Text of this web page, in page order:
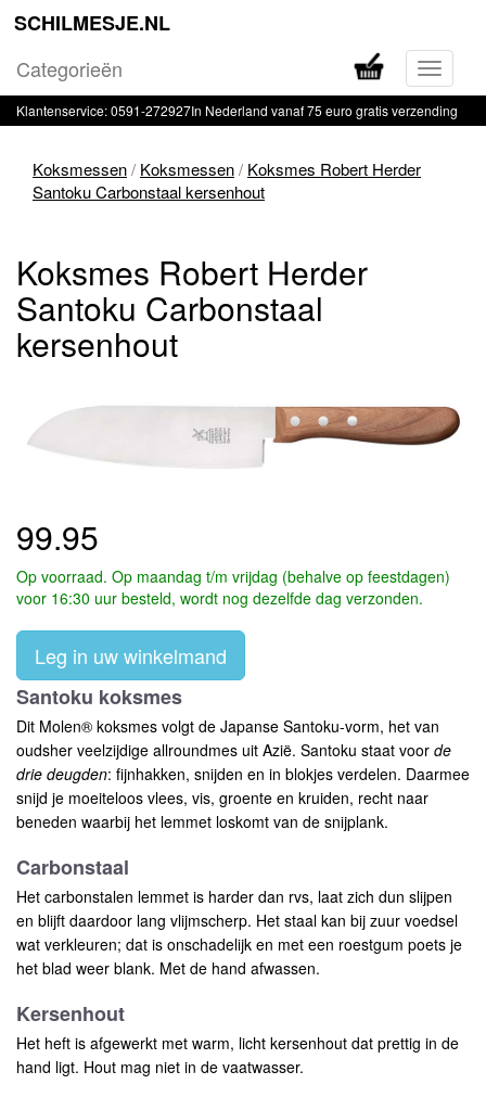
SCHILMESJE.NL
in-
of
Categorieën
Klantenservice: 0591-272927In Nederland vanaf 75 euro gratis verzending
Koksmessen/ Koksmessen/ Koksmes Robert Herder
Santoku Carbonstaal kersenhout
Koksmes Robert Herder
Santoku Carbonstaal
kersenhout
99.95
Op voorraad. Op maandag t/m vrijdag (behalve op feestdagen)
voor 16:30 uur besteld, wordt nog dezelfde dag verzonden.
Leg in uw winkelmand
Santoku koksmes
Dit Molen® koksmes volgt de Japanse Santoku-vorm, het van
oudsher veelzijdige allroundmes uit Azië. Santoku staat voor de
drie deugden: fijnhakken, snijden en in blokjes verdelen. Daarmee
snijd je moeiteloos vlees, vis, groente en kruiden, recht naar
beneden waarbij het lemmet loskomt van de snijplank.
Carbonstaal
Het carbonstalen lemmet is harder dan rvs, laat zich dun slijpen
en blijft daardoor lang vlijmscherp. Het staal kan bij zuur voedsel
wat verkleuren; dat is onschadelijk en met een roestgum poets je
het blad weer blank. Met de hand afwassen.
Kersenhout
Het heft is afgewerkt met warm, licht kersenhout dat prettig in de
hand ligt. Hout mag niet in de vaatwasser.